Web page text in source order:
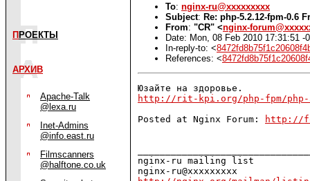
П РОЕКТЫ
АРХИВ
Apache-Talk
@lexa.ru
Inet-Admins
@info.east.ru
Filmscanners
@halftone.co.uk
To: nginx-ru@xxxxxxxxx
Subject: Re: php-5.2.12-fpm-0.6
From: "CR" <nginx-
Date: Mon, 08 Feb 2010 17:31:51 -
In-reply-to: <
References: <
http://rit-kpi.org/php-fpm/
Posted at Nginx Forum:
http://
nginx-ru mailing list